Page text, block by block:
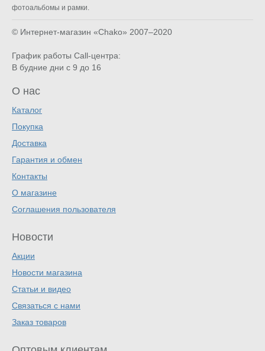
фотоальбомы и рамки.
© Интернет-магазин «Chako» 2007–2020
График работы Call-центра:
В будние дни с 9 до 16
О нас
Каталог
Покупка
Доставка
Гарантия и обмен
Контакты
О магазине
Соглашения пользователя
Новости
Акции
Новости магазина
Статьи и видео
Связаться с нами
Заказ товаров